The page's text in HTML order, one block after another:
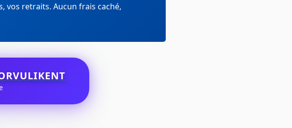
vos retraits. Aucun frais caché,